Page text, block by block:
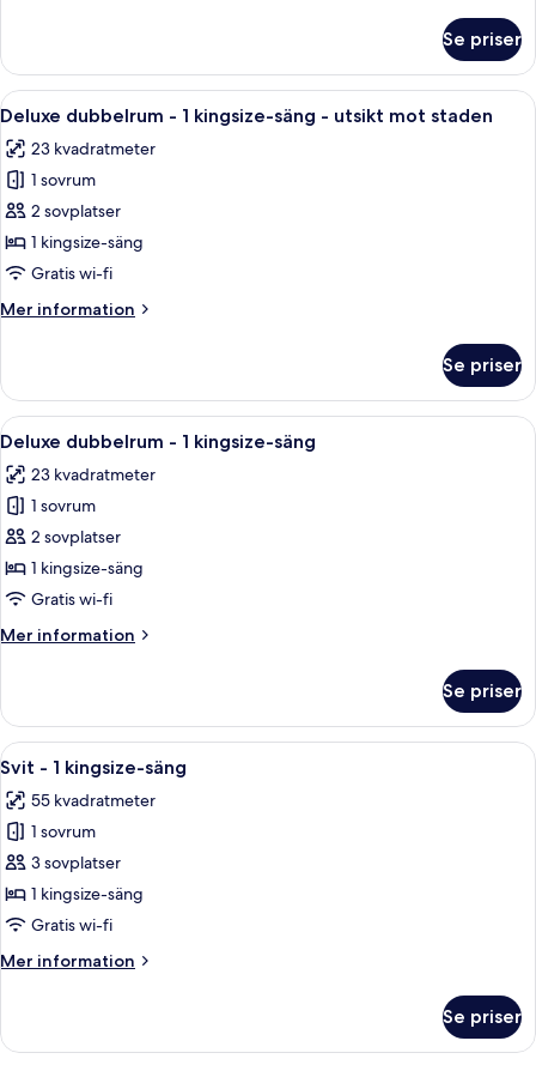
dubbelrum
1
säng
Se priser
Öppna
alla
foton
för
Deluxe
dubbelrum
-
kingsize-
utsikt
mot
staden
Ett hotellrum med en stor säng, ett
10
Deluxe dubbelrum - 1 kingsize-säng - utsikt mot staden
23 kvadratmeter
1 sovrum
2 sovplatser
1 kingsize-säng
Gratis wi-fi
Mer information
Mer
dubbelrum
1
säng
utsikt
mot
staden
Se priser
Öppna
alla
foton
för
Deluxe
dubbelrum
-
kingsize-
Ett hotellrum med en säng, en tv
6
Deluxe dubbelrum - 1 kingsize-säng
23 kvadratmeter
1 sovrum
2 sovplatser
1 kingsize-säng
Gratis wi-fi
Mer information
Mer
dubbelrum
1
säng
Se priser
Öppna
alla
foton
för
Svit
-
1
säng
Ett modernt hotellrum med en
6
Svit - 1 kingsize-säng
55 kvadratmeter
1 sovrum
3 sovplatser
1 kingsize-säng
Gratis wi-fi
Mer information
Mer
-
Se priser